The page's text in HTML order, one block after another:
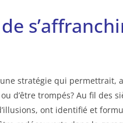
stratégie qui permettrait,
d’être trompés? Au fil des
ont identifié et